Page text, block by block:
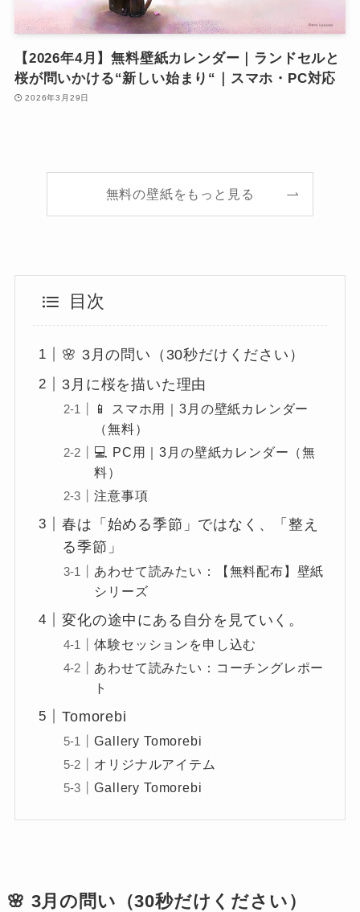
【2026年4月】無料壁紙カレンダー｜ランドセルと
桜が問いかける“新しい始まり“｜スマホ・PC対応
2026年3月29日
無料の壁紙をもっと見る
目次
🌸 3月の問い（30秒だけください）
3月に桜を描いた理由
📱 スマホ用｜3月の壁紙カレンダー
（無料）
💻 PC用｜3月の壁紙カレンダー（無
料）
注意事項
春は「始める季節」ではなく、「整え
る季節」
あわせて読みたい：【無料配布】壁紙
シリーズ
変化の途中にある自分を見ていく。
体験セッションを申し込む
あわせて読みたい：コーチングレポー
ト
Tomorebi
Gallery Tomorebi
オリジナルアイテム
Gallery Tomorebi
🌸 3月の問い（30秒だけください）